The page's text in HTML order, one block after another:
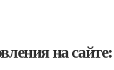
на сайте: